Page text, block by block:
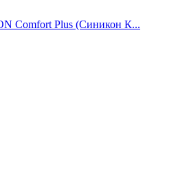
Comfort Plus (Синикон К...